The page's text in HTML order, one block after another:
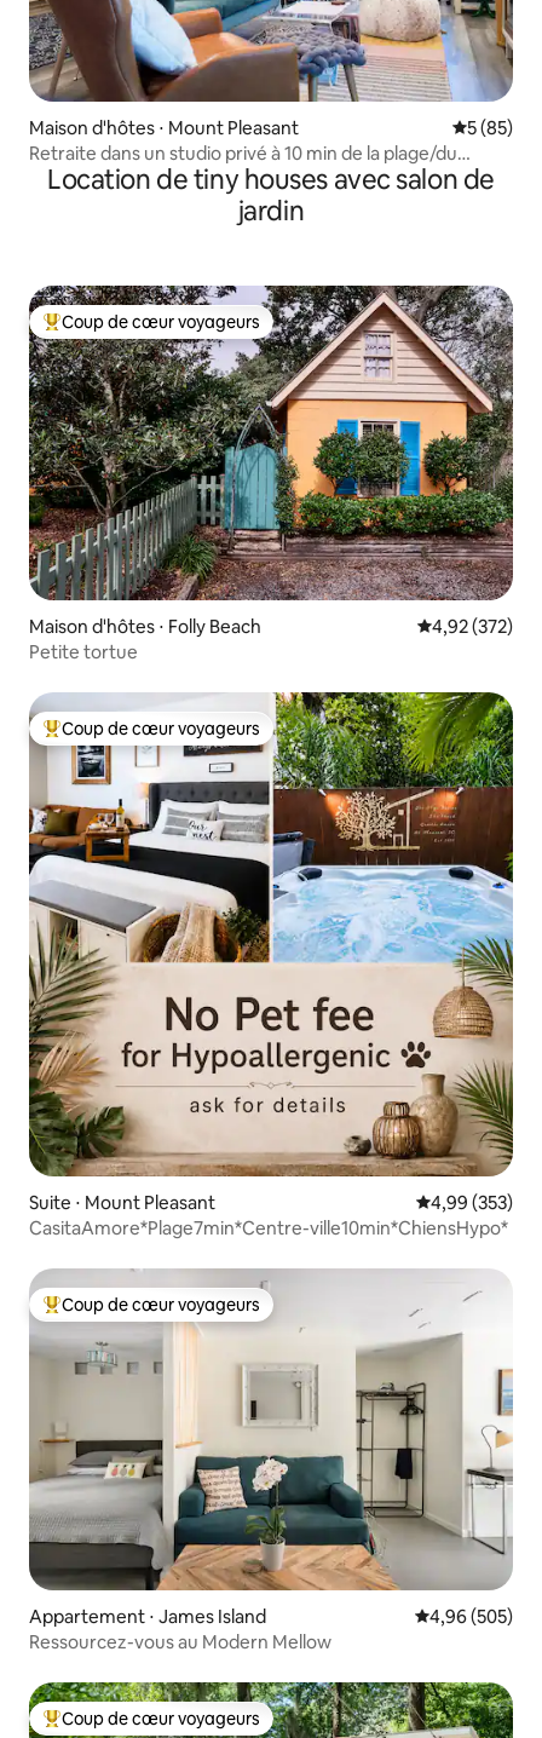
Maison d'hôtes ⋅ Mount Pleasant
5 (85)
Retraite dans un studio privé à 10 min de la plage/du
centre-ville
Location de tiny houses avec salon de
jardin
Coups de cœur voyageurs les plus appréciés
Coup de cœur voyageurs
Maison d'hôtes ⋅ Folly Beach Évaluation
4,92 (372)
Petite tortue
Coups de cœur voyageurs les plus appréciés
Coup de cœur voyageurs
Suite ⋅ Mount Pleasant Évaluation
4,99 (353)
CasitaAmore*Plage7min*Centre-ville10min*ChiensHypo*
Coups de cœur voyageurs les plus appréciés
Coup de cœur voyageurs
Appartement ⋅ James Island Évaluation
4,96 (505)
Ressourcez-vous au Modern Mellow
Coups de cœur voyageurs les plus appréciés
Coup de cœur voyageurs